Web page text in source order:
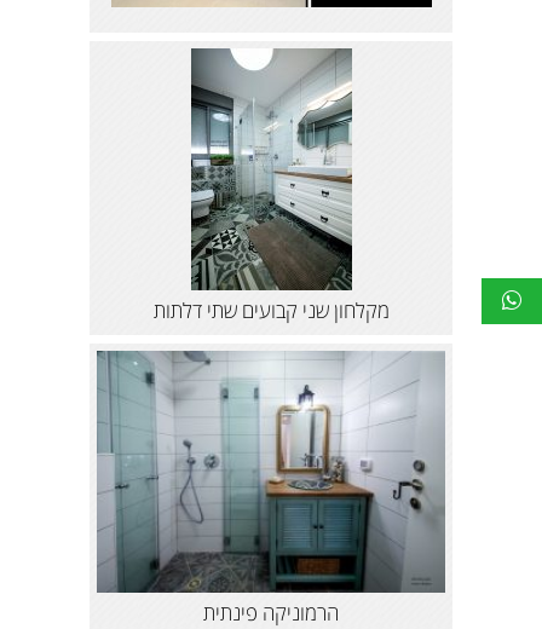
מקלחון שני קבועים שתי דלתות
הרמוניקה פינתית